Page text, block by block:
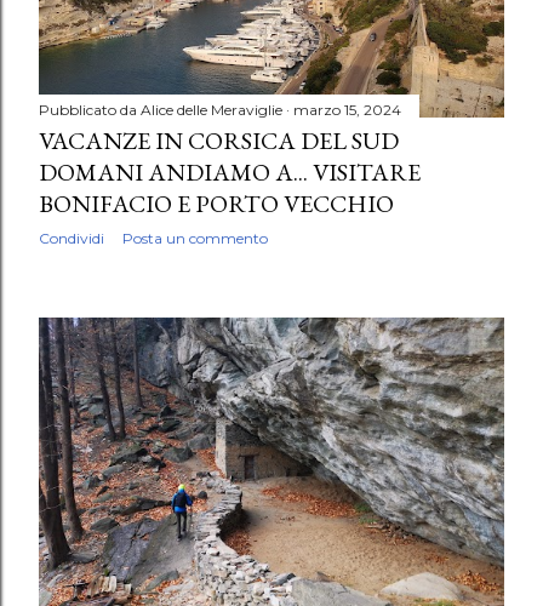
Pubblicato da Alice delle Meraviglie marzo 15, 2024
VACANZE IN CORSICA DEL SUD
DOMANI ANDIAMO A... VISITARE
BONIFACIO E PORTO VECCHIO
Condividi Posta un commento